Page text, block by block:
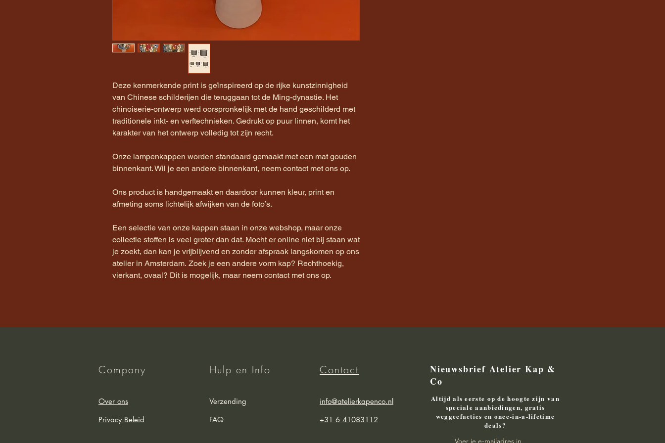
Deze kenmerkende print is geïnspireerd op de rijke kunstzinnigheid
van Chinese schilderijen die teruggaan tot de Ming-dynastie. Het
chinoiserie-ontwerp werd oorspronkelijk met de hand geschilderd met
traditionele inkt- en verftechnieken. Gedrukt op puur linnen, komt het
karakter van het ontwerp volledig tot zijn recht.
Onze lampenkappen worden standaard gemaakt met een mat gouden
binnenkant. Wil je een andere binnenkant, neem contact met ons op.
Ons product is handgemaakt en daardoor kunnen kleur, print en
afmeting soms lichtelijk afwijken van de foto’s.
Een selectie van onze kappen staan in onze webshop, maar onze
collectie stoffen is veel groter dan dat. Mocht er online niet bij staan wat
je zoekt, dan kan je vrijblijvend en zonder afspraak langskomen op ons
atelier in Amsterdam. Zoek je een andere vorm kap? Rechthoekig,
vierkant, ovaal? Dit is mogelijk, maar neem contact met ons op.
Company
Over ons
Privacy Beleid
Nieuwsbrief Atelier Kap &
Co
Altijd als eerste op de hoogte zijn van
speciale aanbiedingen, gratis
weggeefacties en once-in-a-lifetime
deals?
Voer je e-mailadres in
Hulp en Info
Verzending
FAQ
Contact
info@atelierkapenco.nl
+31 6 41083112